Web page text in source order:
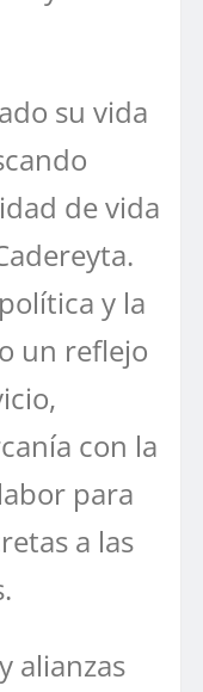
su vida
de vida
y la
un reflejo
con la
para
a las
alianzas